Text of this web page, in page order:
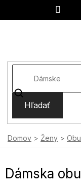
Hľadať
Domov Ženy
Dámska